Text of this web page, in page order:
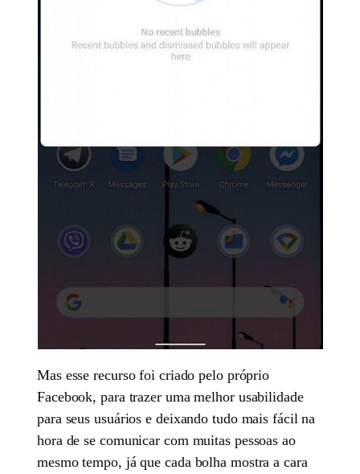
Mas esse recurso foi criado pelo próprio
Facebook, para trazer uma melhor usabilidade
para seus usuários e deixando tudo mais fácil na
hora de se comunicar com muitas pessoas ao
mesmo tempo, já que cada bolha mostra a cara